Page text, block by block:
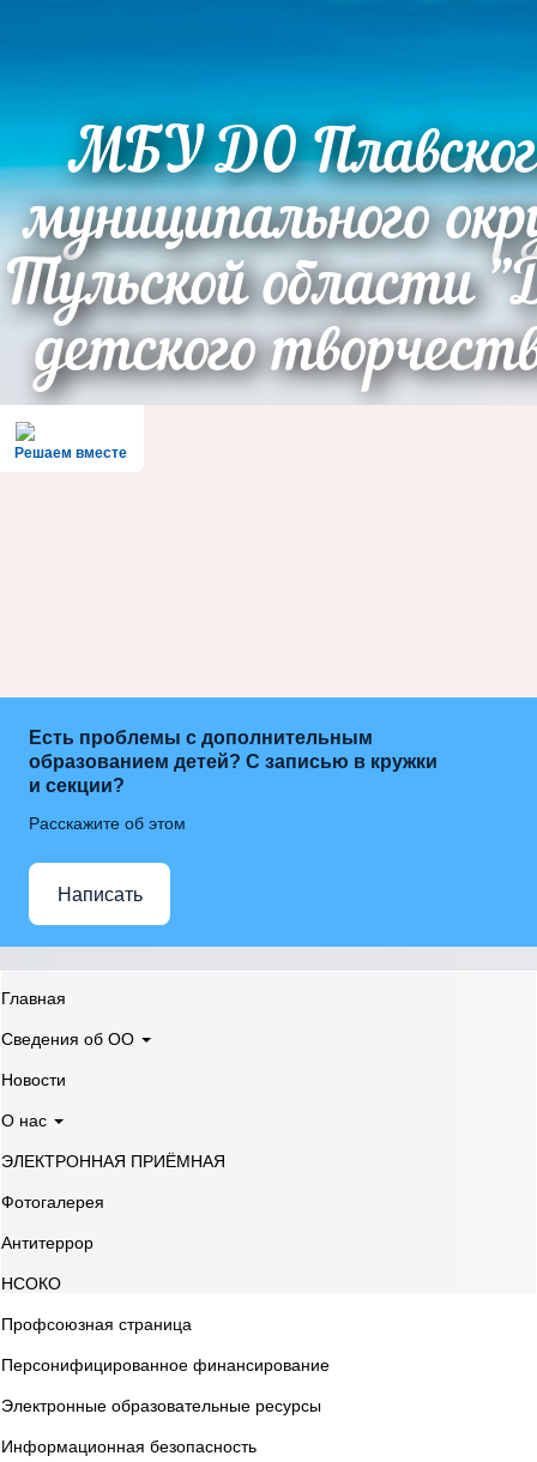
МБУ ДО
муниципального
Тульской области
детского
Решаем вместе
Есть проблемы с дополнительным
образованием детей? С записью в кружки
и секции?
Расскажите об этом
Написать
Главная
Сведения об ОО
Новости
О нас
ЭЛЕКТРОННАЯ ПРИЁМНАЯ
Фотогалерея
Антитеррор
НСОКО
Профсоюзная страница
Персонифицированное финансирование
Электронные образовательные ресурсы
Информационная безопасность